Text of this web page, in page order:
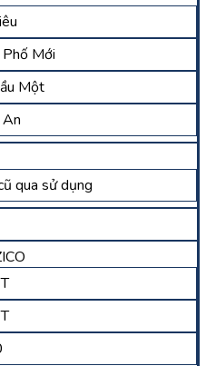
Mới
Một
qua sử dụng